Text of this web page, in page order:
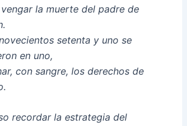
la muerte del padre de
setenta y uno se
en uno,
con sangre, los derechos de
recordar la estrategia del